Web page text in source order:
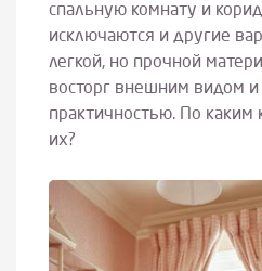
спальную комнату и
исключаются и другие
легкой, но прочной
восторг внешним видом
практичностью. По каким
их?